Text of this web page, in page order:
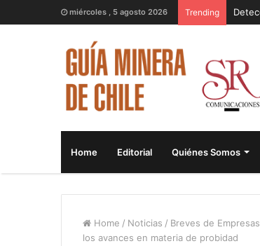
miércoles , 5 agosto 2026 Trending
Home Editorial Quiénes Somos
Home / Noticias / Breves de Empresas
los avances en materia de probidad